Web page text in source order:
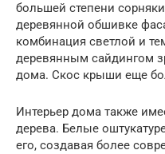
большей степени
деревянной обшивке
комбинация светлой и
деревянным сайдингом
дома. Скос крыши еще
Интерьер дома также
дерева. Белые
его, создавая более